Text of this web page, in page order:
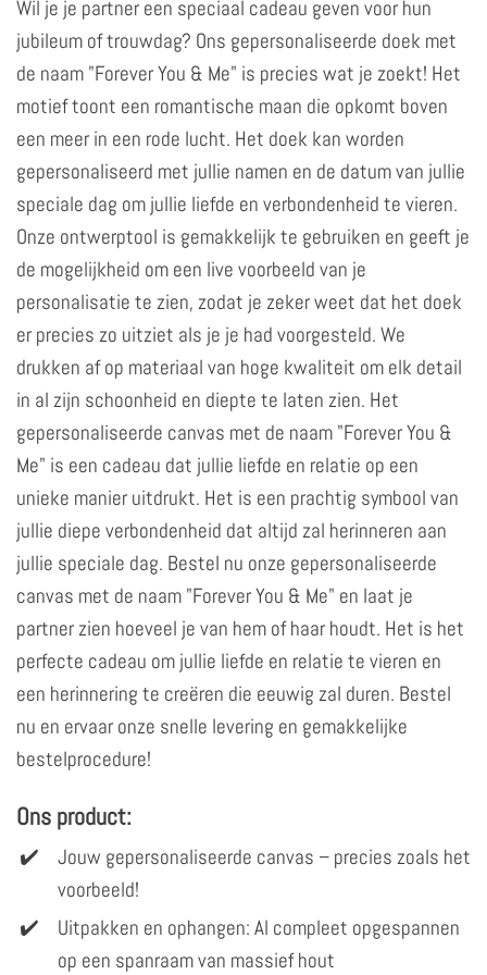
Wil je je partner een speciaal cadeau geven voor hun
jubileum of trouwdag? Ons gepersonaliseerde doek met
de naam "Forever You & Me" is precies wat je zoekt! Het
motief toont een romantische maan die opkomt boven
een meer in een rode lucht. Het doek kan worden
gepersonaliseerd met jullie namen en de datum van jullie
speciale dag om jullie liefde en verbondenheid te vieren.
Onze ontwerptool is gemakkelijk te gebruiken en geeft je
de mogelijkheid om een live voorbeeld van je
personalisatie te zien, zodat je zeker weet dat het doek
er precies zo uitziet als je je had voorgesteld. We
drukken af op materiaal van hoge kwaliteit om elk detail
in al zijn schoonheid en diepte te laten zien. Het
gepersonaliseerde canvas met de naam "Forever You &
Me" is een cadeau dat jullie liefde en relatie op een
unieke manier uitdrukt. Het is een prachtig symbool van
jullie diepe verbondenheid dat altijd zal herinneren aan
jullie speciale dag. Bestel nu onze gepersonaliseerde
canvas met de naam "Forever You & Me" en laat je
partner zien hoeveel je van hem of haar houdt. Het is het
perfecte cadeau om jullie liefde en relatie te vieren en
een herinnering te creëren die eeuwig zal duren. Bestel
nu en ervaar onze snelle levering en gemakkelijke
bestelprocedure!
Ons product:
Jouw gepersonaliseerde canvas – precies zoals het
voorbeeld!
Uitpakken en ophangen: Al compleet opgespannen
op een spanraam van massief hout